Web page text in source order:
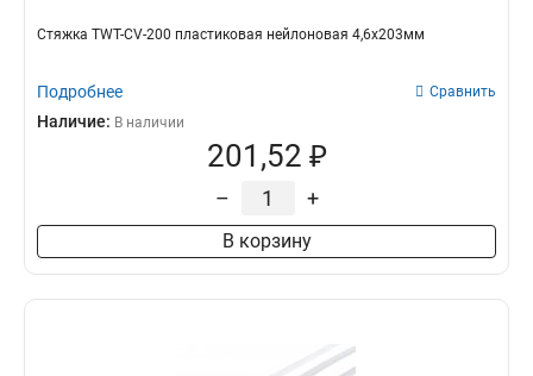
Стяжка TWT-CV-200 пластиковая нейлоновая 4,6х203мм
Подробнее Сравнить
Наличие: В наличии
201,52 ₽
– +
В корзину